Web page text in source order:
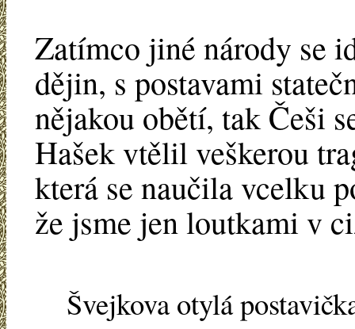
Zatímco jiné národy se
dějin, s postavami
nějakou obětí, tak Češi
Hašek vtělil veškerou
která se naučila vcelku
že jsme jen loutkami v
Švejkova otylá